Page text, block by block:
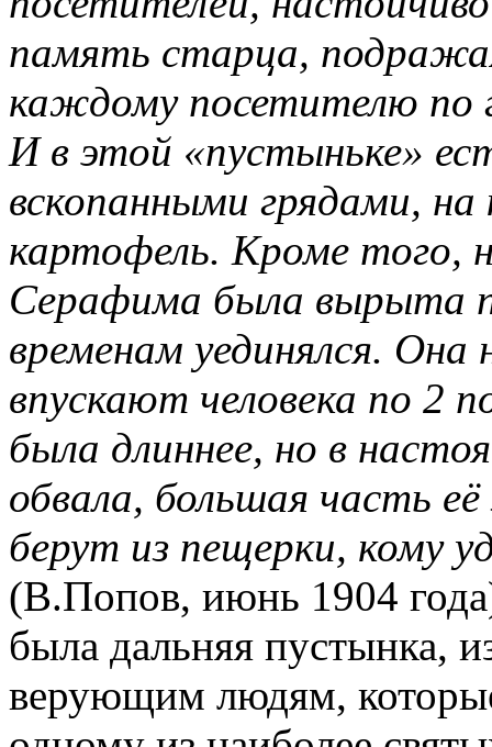
память старца,
каждому посетителю по
И в этой «пустыньке»
вскопанными грядами,
картофель. Кроме того,
Серафима была вырыта
временам уединялся.
впускают человека по 2
была длиннее, но в
обвала, большая часть
берут из пещерки, кому
(В.Попов, июнь 1904
была дальняя пустынка,
верующим людям,